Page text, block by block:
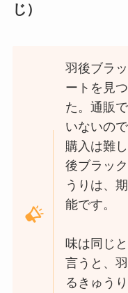
じ）
羽後ブラ
ートを見
た。通販
いないの
購入は難
後ブラッ
うりは、
能です。
味は同じ
言うと、
るきゅう